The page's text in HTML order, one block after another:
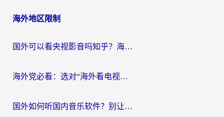
海外地区限制
国外可以看央视影音吗知乎？海外党亲测有效的回国加速方案
海外党必看：选对“海外看电视剧软件”，再也不用愁国内剧刷不了
国外如何听国内音乐软件？别让地域限制，断了你的中文歌单